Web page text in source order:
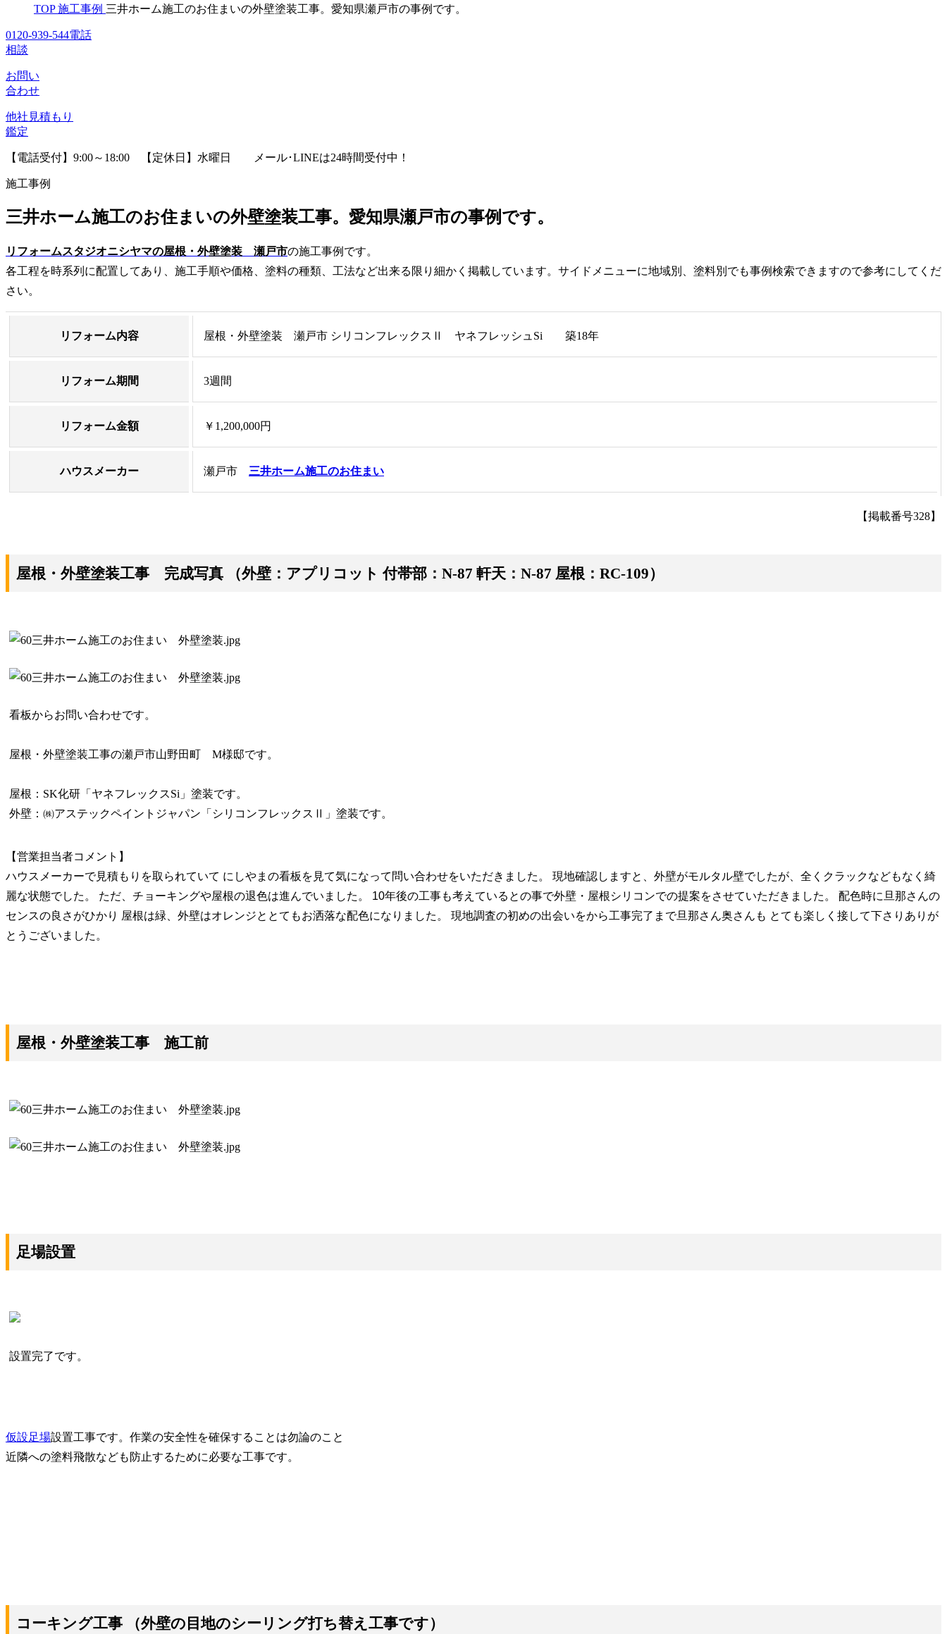
TOP 施工事例 三井ホーム施工のお住まいの外壁塗装工事。愛知県瀬戸市の事例です。
0120-939-544電話
相談
お問い
合わせ
他社見積もり
鑑定
【電話受付】9:00～18:00 【定休日】水曜日 メール･LINEは24時間受付中！
施工事例
三井ホーム施工のお住まいの外壁塗装工事。愛知県瀬戸市の事例です。
リフォームスタジオニシヤマの屋根・外壁塗装 瀬戸市の施工事例です。
各工程を時系列に配置してあり、施工手順や価格、塗料の種類、工法など出来る限り細かく掲載しています。サイドメニューに地域別、塗料別でも事例検索できますので参考にしてくだ
さい。
リフォーム内容 屋根・外壁塗装 瀬戸市 シリコンフレックスⅡ ヤネフレッシュSi 築18年
リフォーム期間 3週間
リフォーム金額 ￥1,200,000円
ハウスメーカー 瀬戸市 三井ホーム施工のお住まい
【掲載番号328】
屋根・外壁塗装工事 完成写真 （外壁：アプリコット 付帯部：N-87 軒天：N-87 屋根：RC-109）
看板からお問い合わせです。
屋根・外壁塗装工事の瀬戸市山野田町 M様邸です。
屋根：SK化研「ヤネフレックスSi」塗装です。
外壁：㈱アステックペイントジャパン「シリコンフレックスⅡ」塗装です。
【営業担当者コメント】
ハウスメーカーで見積もりを取られていて にしやまの看板を見て気になって問い合わせをいただきました。 現地確認しますと、外壁がモルタル壁でしたが、全くクラックなどもなく綺
麗な状態でした。 ただ、チョーキングや屋根の退色は進んでいました。 10年後の工事も考えているとの事で外壁・屋根シリコンでの提案をさせていただきました。 配色時に旦那さんの
センスの良さがひかり 屋根は緑、外壁はオレンジととてもお洒落な配色になりました。 現地調査の初めの出会いをから工事完了まで旦那さん奥さんも とても楽しく接して下さりありが
とうございました。
屋根・外壁塗装工事 施工前
足場設置
設置完了です。
仮設足場設置工事です。作業の安全性を確保することは勿論のこと
近隣への塗料飛散なども防止するために必要な工事です。
コーキング工事 （外壁の目地のシーリング打ち替え工事です）